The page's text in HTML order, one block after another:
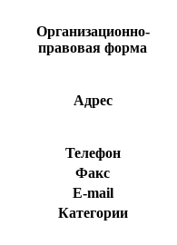
Организационно-
правовая форма
Адрес
Телефон
Факс
E-mail
Категории